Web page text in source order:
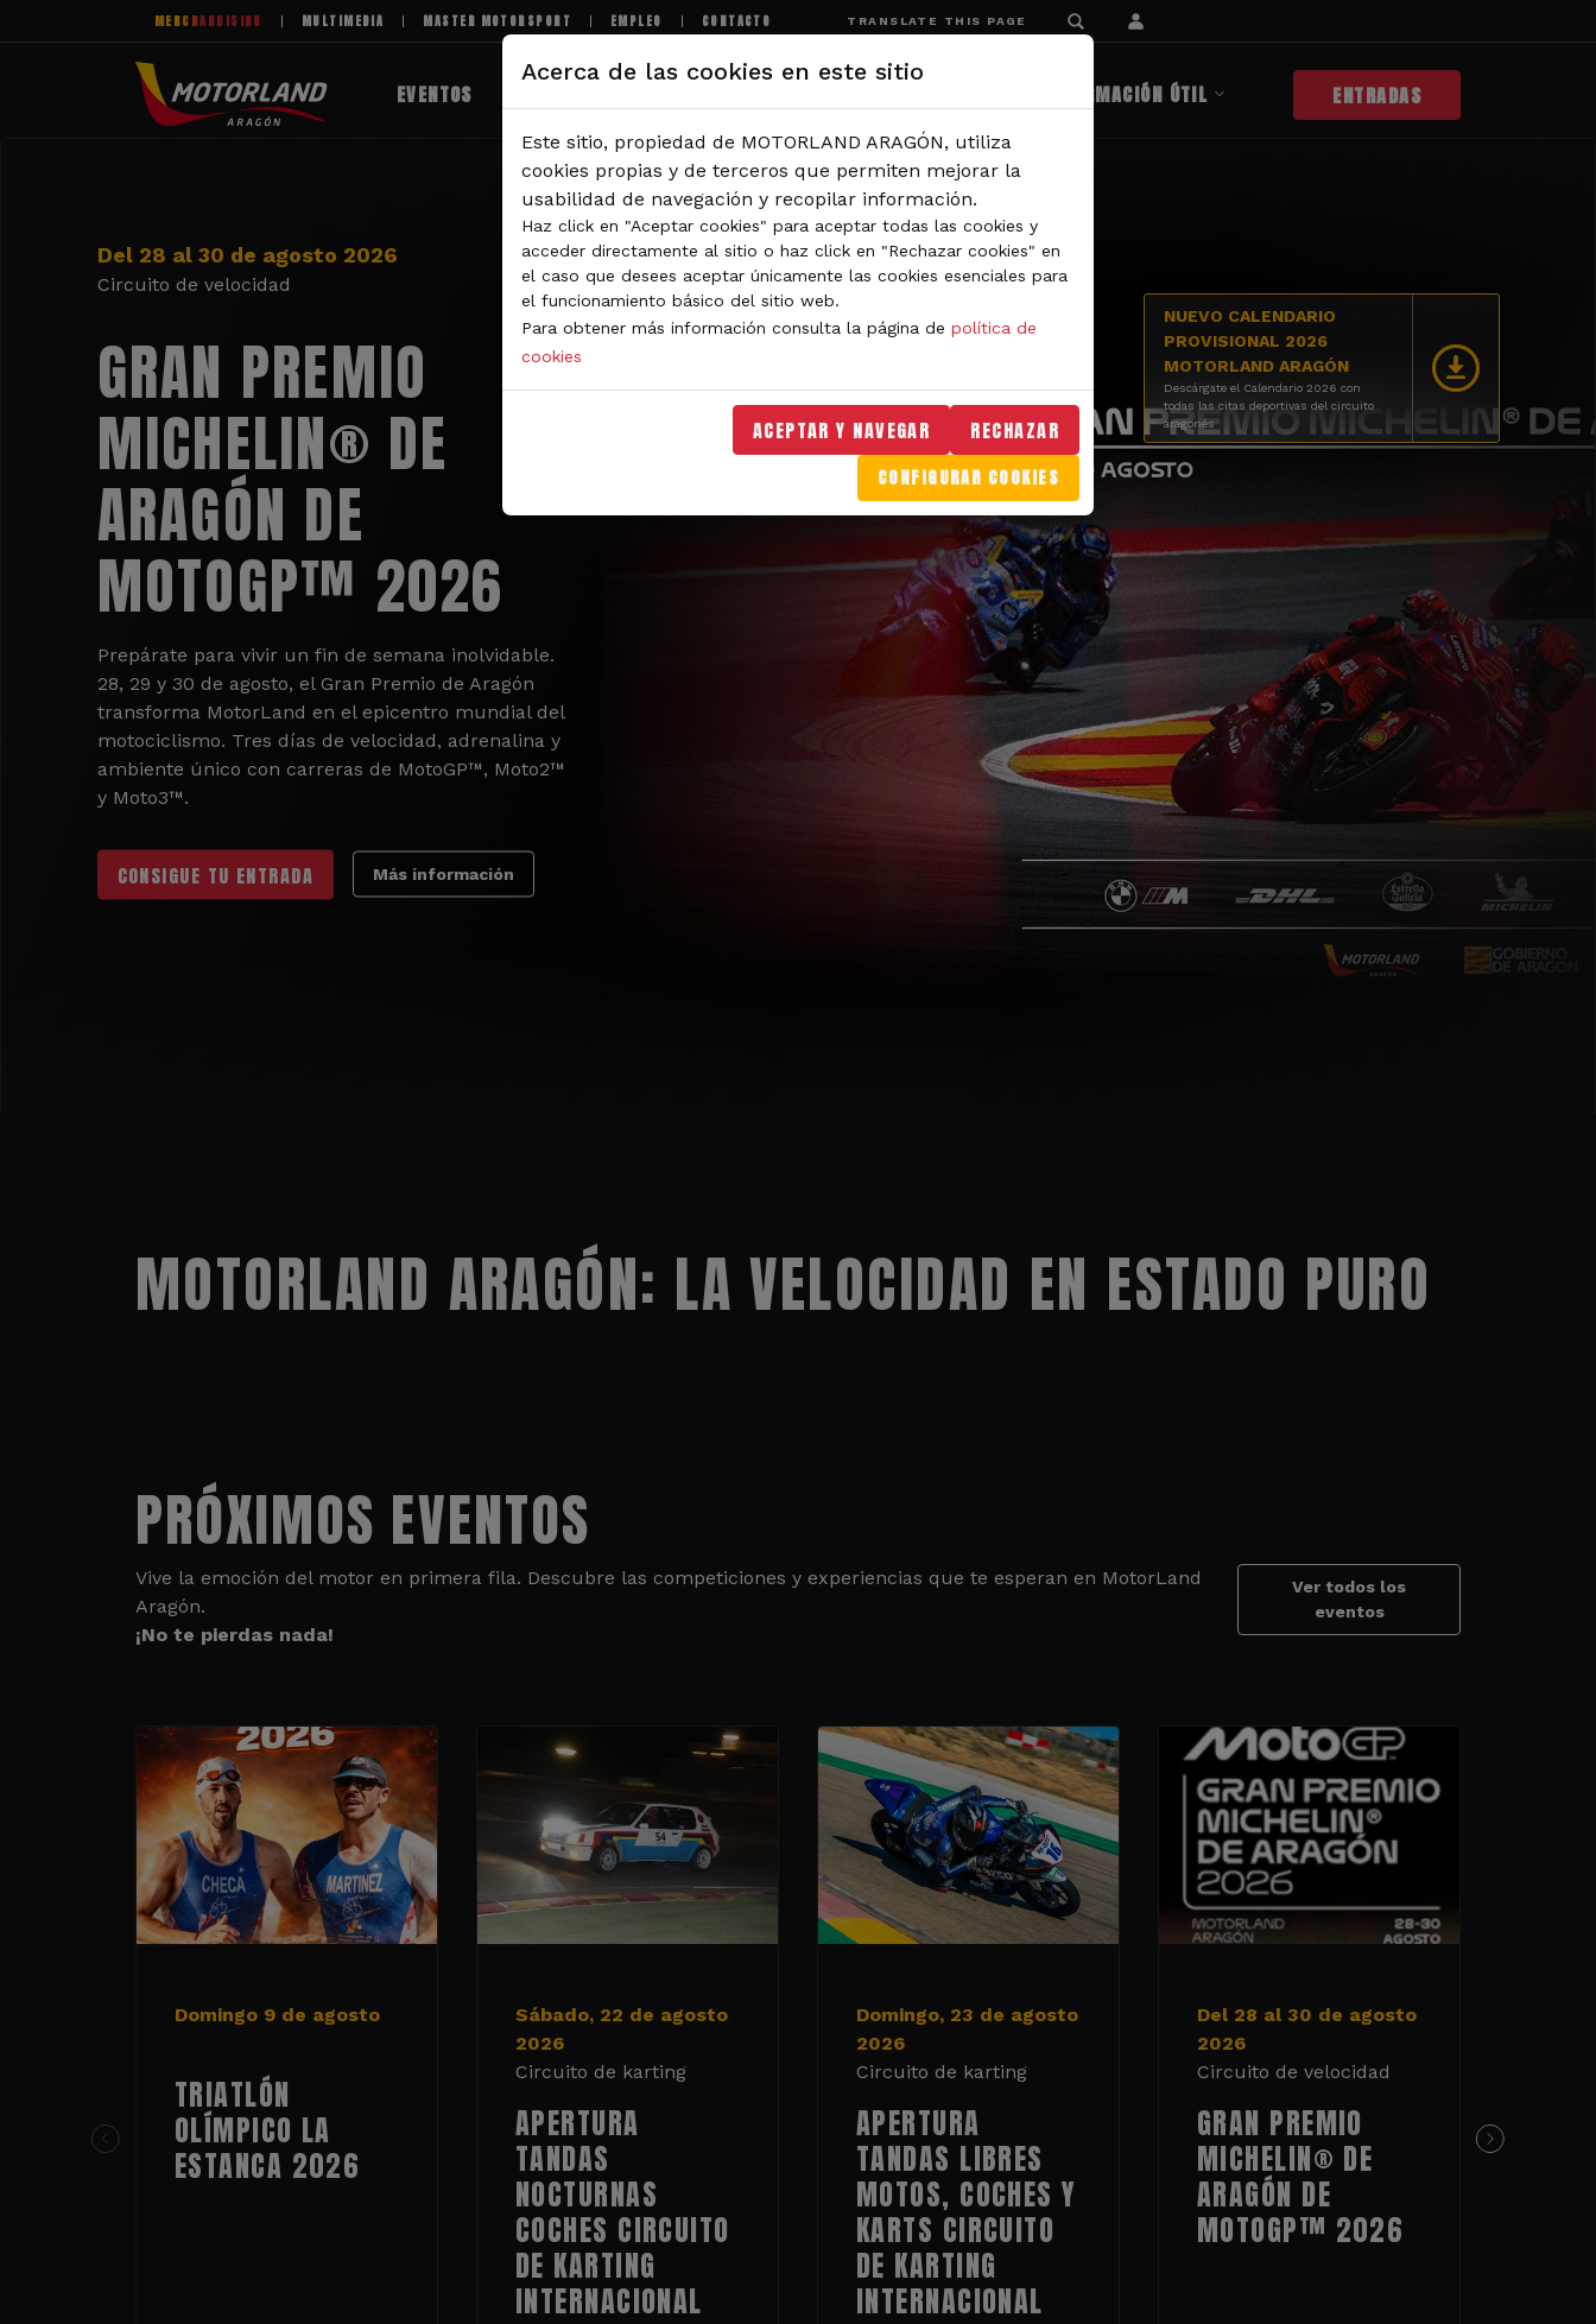
Pasar al contenido principal
MERCHANDISING MULTIMEDIA MASTER MOTORSPORT EMPLEO CONTACTO TRANSLATE THIS PAGE
EVENTOS INFORMACIÓN ÚTIL ENTRADAS
Del 28 al 30 de agosto 2026
Circuito de velocidad
GRAN PREMIO
MICHELIN® DE
ARAGÓN DE
MOTOGP™ 2026
Prepárate para vivir un fin de semana inolvidable.
28, 29 y 30 de agosto, el Gran Premio de Aragón
transforma MotorLand en el epicentro mundial del
motociclismo. Tres días de velocidad, adrenalina y
ambiente único con carreras de MotoGP™, Moto2™
y Moto3™.
CONSIGUE TU ENTRADA Más información
NUEVO CALENDARIO
PROVISIONAL 2026
MOTORLAND ARAGÓN
Descárgate el Calendario 2026 con
todas las citas deportivas del circuito
aragonés
MOTORLAND ARAGÓN: LA VELOCIDAD EN ESTADO PURO
PRÓXIMOS EVENTOS
Vive la emoción del motor en primera fila. Descubre las competiciones y experiencias que te esperan en MotorLand
Aragón.
¡No te pierdas nada!
Ver todos los
eventos
Domingo 9 de agosto
TRIATLÓN
OLÍMPICO LA
ESTANCA 2026
Sábado, 22 de agosto
2026
Circuito de karting
APERTURA
TANDAS
NOCTURNAS
COCHES CIRCUITO
DE KARTING
INTERNACIONAL
Domingo, 23 de agosto
2026
Circuito de karting
APERTURA
TANDAS LIBRES
MOTOS, COCHES Y
KARTS CIRCUITO
DE KARTING
INTERNACIONAL
Del 28 al 30 de agosto
2026
Circuito de velocidad
GRAN PREMIO
MICHELIN® DE
ARAGÓN DE
MOTOGP™ 2026
Acerca de las cookies en este sitio
Este sitio, propiedad de MOTORLAND ARAGÓN, utiliza
cookies propias y de terceros que permiten mejorar la
usabilidad de navegación y recopilar información.
Haz click en "Aceptar cookies" para aceptar todas las cookies y
acceder directamente al sitio o haz click en "Rechazar cookies" en
el caso que desees aceptar únicamente las cookies esenciales para
el funcionamiento básico del sitio web.
Para obtener más información consulta la página de política de
cookies
ACEPTAR Y NAVEGAR RECHAZAR
CONFIGURAR COOKIES